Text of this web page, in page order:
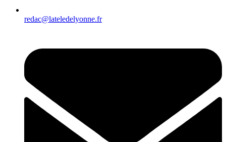
redac@lateledelyonne.fr